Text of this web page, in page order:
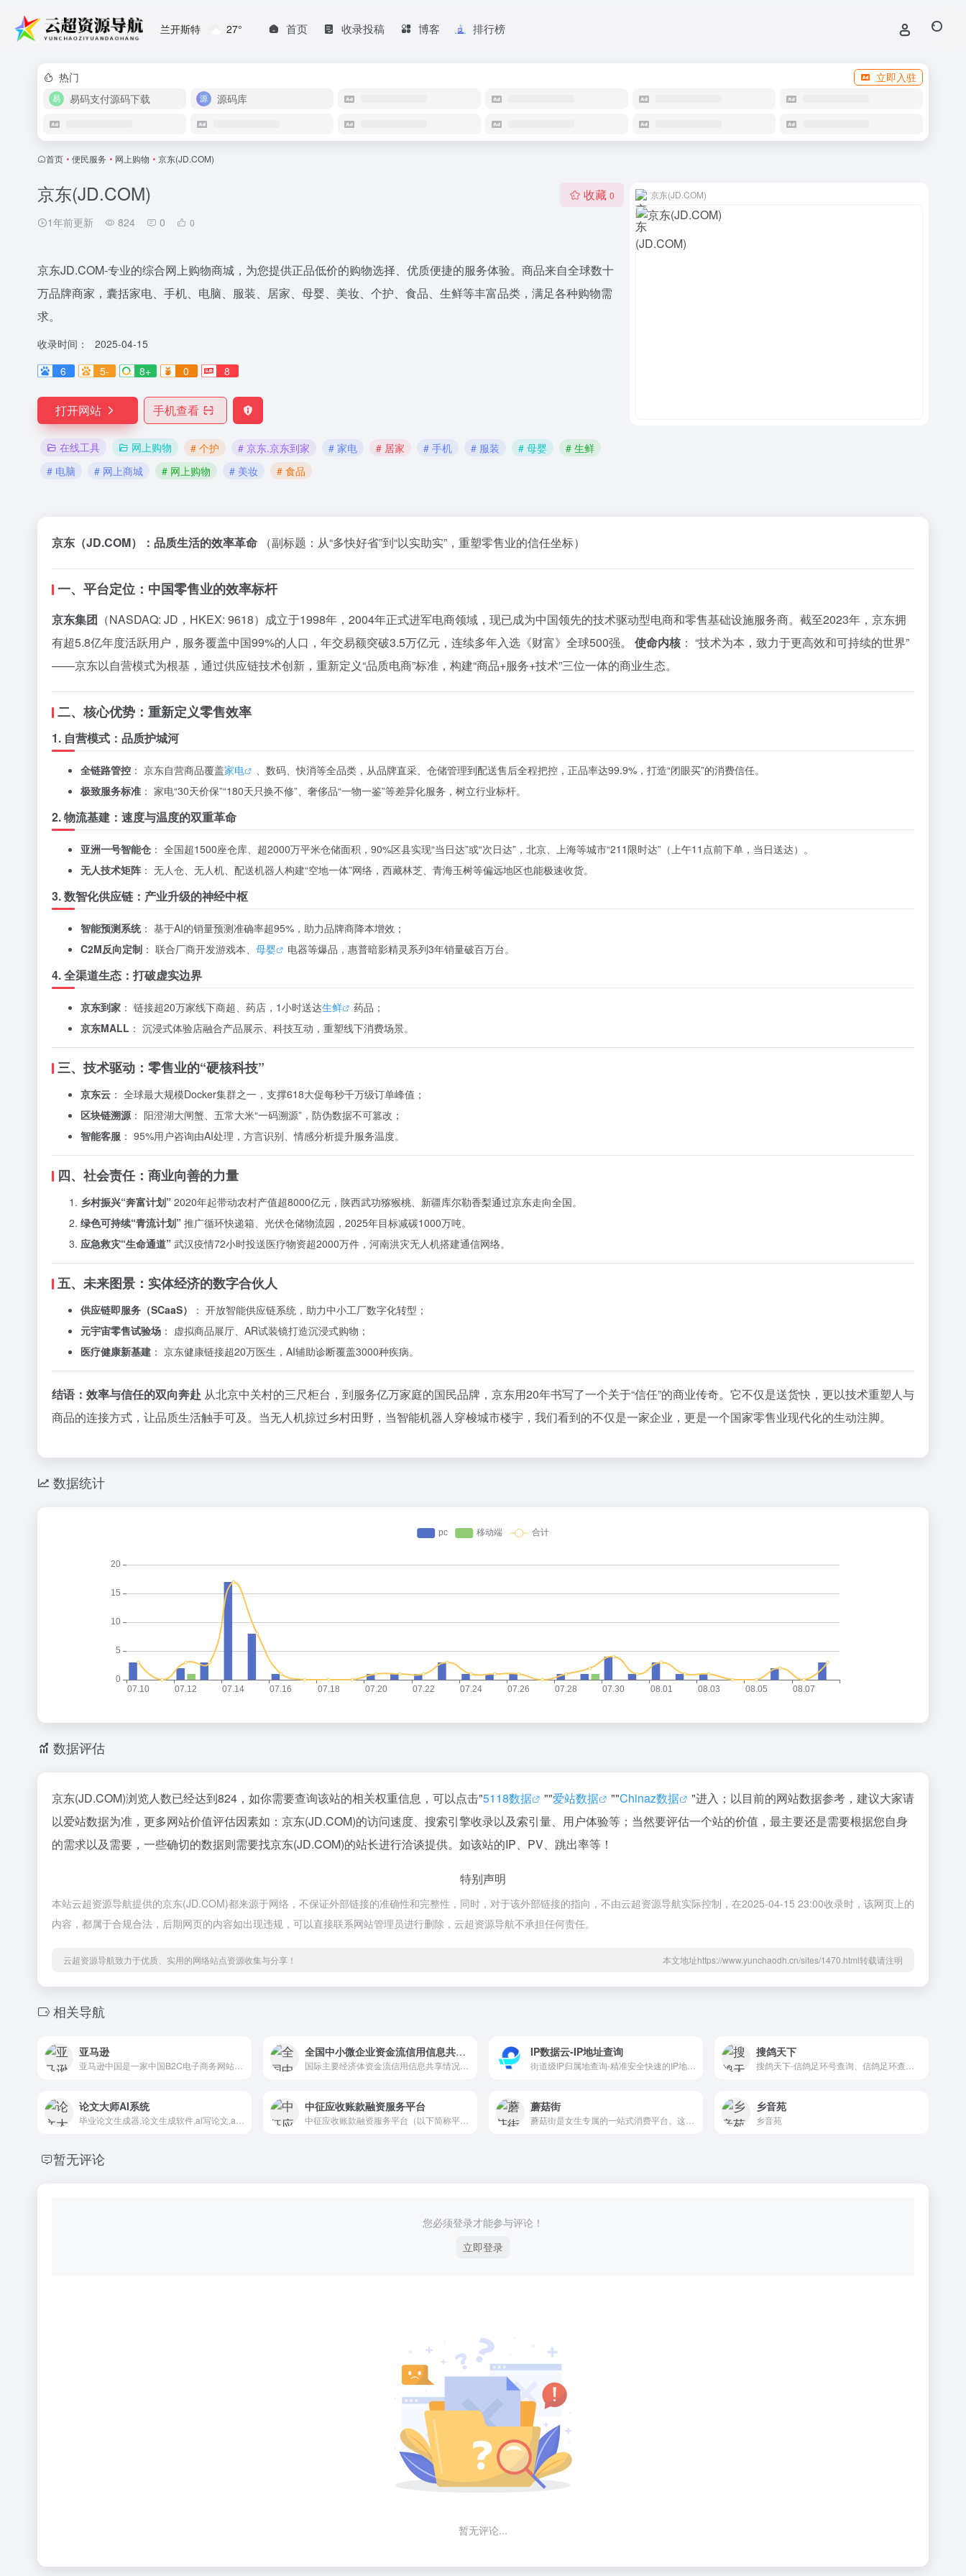
兰开斯特 27° 首页 收录投稿 博客 排行榜
热门
立即入驻
易码支付源码下载
源码库
首页 • 便民服务 • 网上购物 • 京东(JD.COM)
京东(JD.COM)
1年前更新 824 0 0
收藏 0
京东JD.COM-专业的综合网上购物商城，为您提供正品低价的购物选择、优质便捷的服务体验。商品来自全球数十
万品牌商家，囊括家电、手机、电脑、服装、居家、母婴、美妆、个护、食品、生鲜等丰富品类，满足各种购物需
求。
收录时间：
2025-04-15
6
5- 8+ 0 8
打开网站 手机查看
在线工具 网上购物 # 个护 # 京东.京东到家 # 家电 # 居家 # 手机 # 服装 # 母婴
# 生鲜
# 电脑
# 网上商城 # 网上购物 # 美妆 # 食品
京东(JD.COM)
京东（JD.COM）：品质生活的效率革命 （副标题：从“多快好省”到“以实助实”，重塑零售业的信任坐标）
一、平台定位：中国零售业的效率标杆
京东集团 （NASDAQ: JD，HKEX: 9618）成立于1998年，2004年正式进军电商领域，现已成为中国领先的技术驱动型电商和零售基础设施服务商。截至2023年，京东拥
有超5.8亿年度活跃用户，服务覆盖中国99%的人口，年交易额突破3.5万亿元，连续多年入选《财富》全球500强。 使命内核： “技术为本，致力于更高效和可持续的世界”
——京东以自营模式为根基，通过供应链技术创新，重新定义“品质电商”标准，构建“商品+服务+技术”三位一体的商业生态。
二、核心优势：重新定义零售效率
1. 自营模式：品质护城河
全链路管控 ： 京东自营商品覆盖家电
、数码、快消等全品类，从品牌直采、仓储管理到配送售后全程把控，正品率达99.9%，打造“闭眼买”的消费信任。
极致服务标准 ： 家电“30天价保”“180天只换不修”、奢侈品“一物一鉴”等差异化服务，树立行业标杆。
2. 物流基建：速度与温度的双重革命
亚洲一号智能仓 ： 全国超1500座仓库、超2000万平米仓储面积，90%区县实现“当日达”或“次日达”，北京、上海等城市“211限时达”（上午11点前下单，当日送达）。
无人技术矩阵 ： 无人仓、无人机、配送机器人构建“空地一体”网络，西藏林芝、青海玉树等偏远地区也能极速收货。
3. 数智化供应链：产业升级的神经中枢
智能预测系统： 基于AI的销量预测准确率超95%，助力品牌商降本增效；
C2M反向定制 ： 联合厂商开发游戏本、 母婴 电器等爆品，惠普暗影精灵系列3年销量破百万台。
4. 全渠道生态：打破虚实边界
京东到家 ： 链接超20万家线下商超、药店，1小时送达生鲜
药品；
京东MALL ： 沉浸式体验店融合产品展示、科技互动，重塑线下消费场景。
三、技术驱动：零售业的“硬核科技”
京东云 ： 全球最大规模Docker集群之一，支撑618大促每秒千万级订单峰值；
区块链溯源： 阳澄湖大闸蟹、五常大米“一码溯源”，防伪数据不可篡改；
智能客服 ： 95%用户咨询由AI处理，方言识别、情感分析提升服务温度。
四、社会责任：商业向善的力量
乡村振兴“奔富计划” 2020年起带动农村产值超8000亿元，陕西武功猕猴桃、新疆库尔勒香梨通过京东走向全国。
绿色可持续“青流计划” 推广循环快递箱、光伏仓储物流园，2025年目标减碳1000万吨。
应急救灾“生命通道” 武汉疫情72小时投送医疗物资超2000万件，河南洪灾无人机搭建通信网络。
五、未来图景：实体经济的数字合伙人
供应链即服务（SCaaS）
： 开放智能供应链系统，助力中小工厂数字化转型；
元宇宙零售试验场 ： 虚拟商品展厅、AR试装镜打造沉浸式购物；
医疗健康新基建 ： 京东健康链接超20万医生，AI辅助诊断覆盖3000种疾病。
结语：效率与信任的双向奔赴 从北京中关村的三尺柜台，到服务亿万家庭的国民品牌，京东用20年书写了一个关于“信任”的商业传奇。它不仅是送货快，更以技术重塑人与
商品的连接方式，让品质生活触手可及。当无人机掠过乡村田野，当智能机器人穿梭城市楼宇，我们看到的不仅是一家企业，更是一个国家零售业现代化的生动注脚。
数据统计
数据评估
京东(JD.COM)浏览人数已经达到824，如你需要查询该站的相关权重信息，可以点击"5118数据 ""爱站数据 ""Chinaz数据
"进入；以目前的网站数据参考，建议大家请
以爱站数据为准，更多网站价值评估因素如：京东(JD.COM)的访问速度、搜索引擎收录以及索引量、用户体验等；当然要评估一个站的价值，最主要还是需要根据您自身
的需求以及需要，一些确切的数据则需要找京东(JD.COM)的站长进行洽谈提供。如该站的IP、PV、跳出率等！
特别声明
本站云超资源导航提供的京东(JD.COM)都来源于网络，不保证外部链接的准确性和完整性，同时，对于该外部链接的指向，不由云超资源导航实际控制，在2025-04-15 23:00收录时，该网页上的
内容，都属于合规合法，后期网页的内容如出现违规，可以直接联系网站管理员进行删除，云超资源导航不承担任何责任。
云超资源导航致力于优质、实用的网络站点资源收集与分享！ 本文地址https://www.yunchaodh.cn/sites/1470.html转载请注明
相关导航
亚马逊 全国中小微企业资金流信用信息共享平台 IP数据云-IP地址查询 搜鸽天下
论文大师AI系统 中征应收账款融资服务平台 蘑菇街 乡音苑
乡音苑
暂无评论
您必须登录才能参与评论！
立即登录
暂无评论...